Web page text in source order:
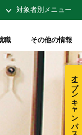
対象者別メニュー
の方へ
・大学生の方へ
ページ
の方へ
担当者様へ
・図書室紹介
スト入試】
職 その他の情報
】
オープンキャンパス